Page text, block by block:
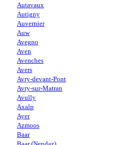
Autavaux
Autigny
Auvernier
Auw
Avegno
Aven
Avenches
Avers
Avry-devant-Pont
Avry-sur-Matran
Avully
Axalp
Ayer
Azmoos
Baar